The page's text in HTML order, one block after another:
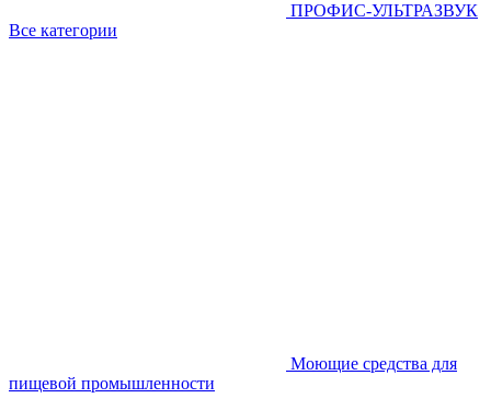
ПРОФИС-УЛЬТРАЗВУК
Все категории
Моющие средства для
пищевой промышленности